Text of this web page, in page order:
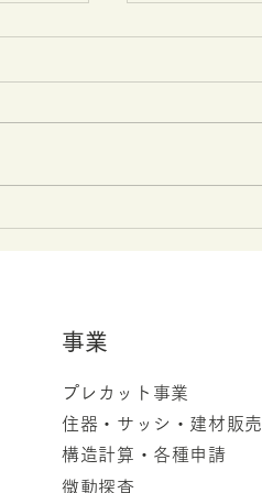
​事業
​プレカット事業
住器・サッシ・建材販売
構造計算・各種申請
微動探査